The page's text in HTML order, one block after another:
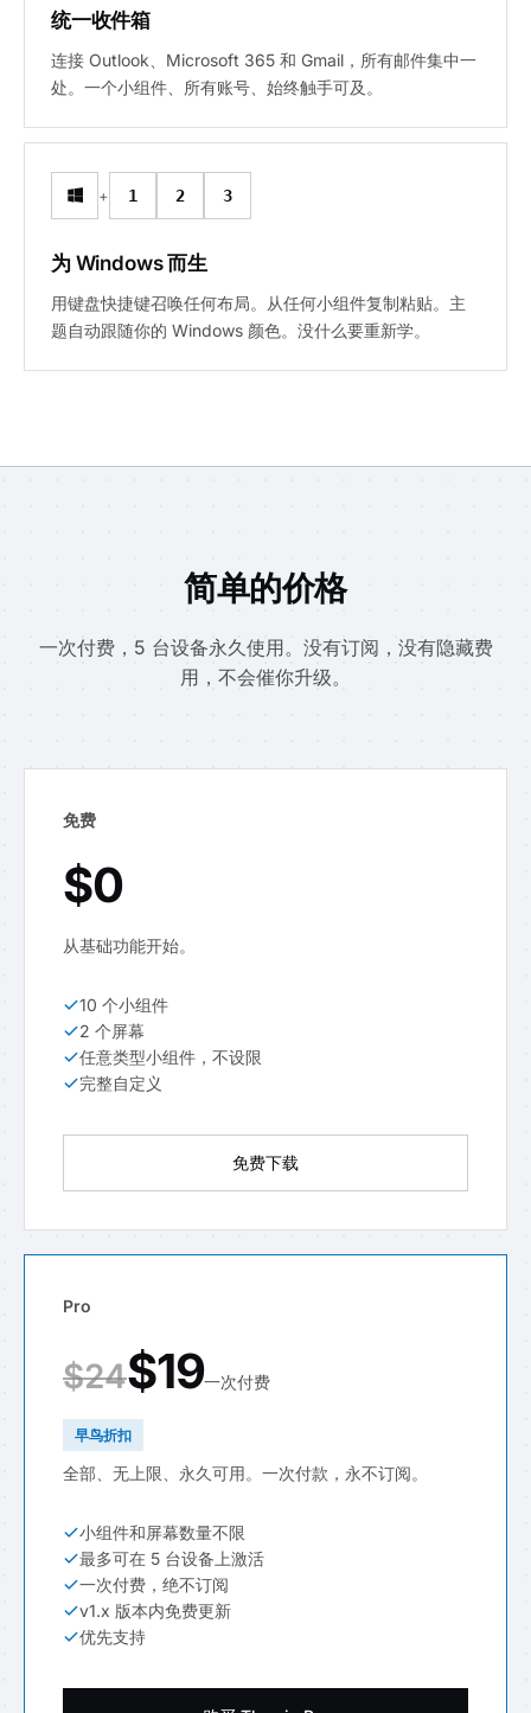
统一收件箱
连接 Outlook、Microsoft 365 和 Gmail，所有邮件集中一
处。一个小组件、所有账号、始终触手可及。
+ 1 2 3
为 Windows 而生
用键盘快捷键召唤任何布局。从任何小组件复制粘贴。主
题自动跟随你的 Windows 颜色。没什么要重新学。
简单的价格
一次付费，5 台设备永久使用。没有订阅，没有隐藏费
用，不会催你升级。
免费
$0
从基础功能开始。
10 个小组件
2 个屏幕
任意类型小组件，不设限
完整自定义
免费下载
Pro
$24$19一次付费
早鸟折扣
全部、无上限、永久可用。一次付款，永不订阅。
小组件和屏幕数量不限
最多可在 5 台设备上激活
一次付费，绝不订阅
v1.x 版本内免费更新
优先支持